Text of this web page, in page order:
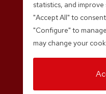
statistics, and
"Accept All" to
"Configure" to
may change your